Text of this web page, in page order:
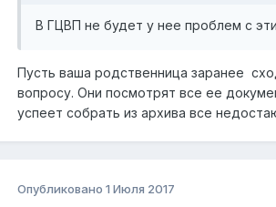
В ГЦВП не будет у нее проблем с
Пусть ваша родственница заранее
вопросу. Они посмотрят все ее
успеет собрать из архива все
Опубликовано 1 Июля 2017